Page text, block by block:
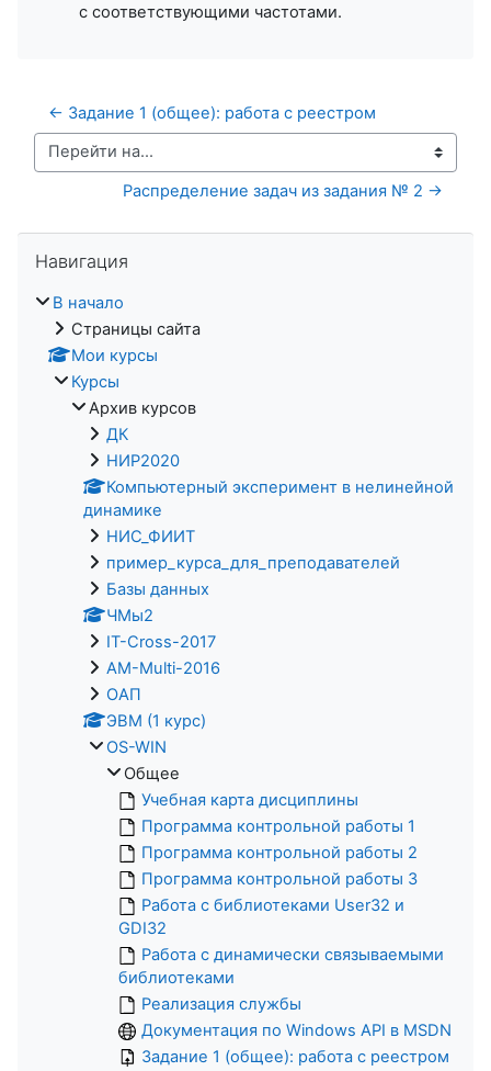
с соответствующими частотами.
← Задание 1 (общее): работа с реестром
Перейти на...
Распределение задач из задания № 2 →
Навигация
В начало
Страницы сайта
Мои курсы
Курсы
Архив курсов
ДК
НИР2020
Компьютерный эксперимент в нелинейной
динамике
НИС_ФИИТ
пример_курса_для_преподавателей
Базы данных
ЧМы2
IT-Cross-2017
AM-Multi-2016
ОАП
ЭВМ (1 курс)
OS-WIN
Общее
Учебная карта дисциплины
Программа контрольной работы 1
Программа контрольной работы 2
Программа контрольной работы 3
Работа с библиотеками User32 и
GDI32
Работа с динамически связываемыми
библиотеками
Реализация службы
Документация по Windows API в MSDN
Задание 1 (общее): работа с реестром